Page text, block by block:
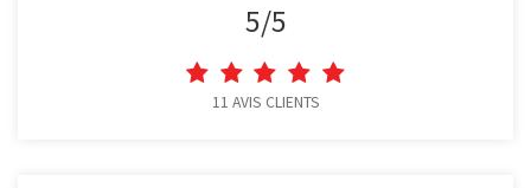
5/5
11 AVIS CLIENTS